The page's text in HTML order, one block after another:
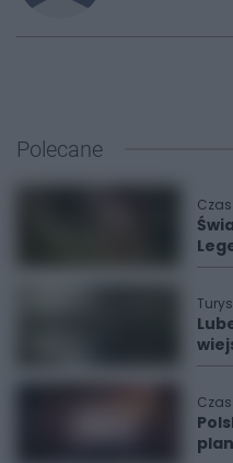
Polecane